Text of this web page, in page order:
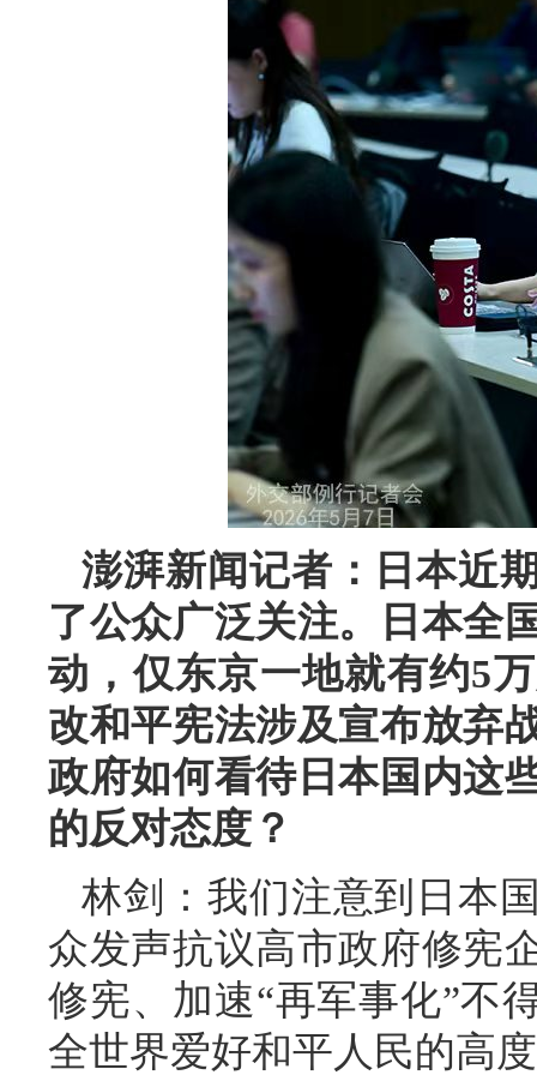
澎湃新闻记者：日本近
了公众广泛关注。日本全
动，仅东京一地就有约5
改和平宪法涉及宣布放弃
政府如何看待日本国内这
的反对态度？
林剑：我们注意到日本
众发声抗议高市政府修宪
修宪、加速“再军事化”不
全世界爱好和平人民的高